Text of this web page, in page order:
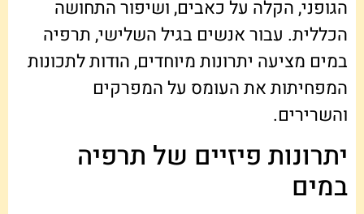
הגופני, הקלה על כאבים, ושיפור התחושה
הכללית. עבור אנשים בגיל השלישי, תרפיה
במים מציעה יתרונות מיוחדים, הודות לתכונות
המפחיתות את העומס על המפרקים
והשרירים.
יתרונות פיזיים של תרפיה
במים